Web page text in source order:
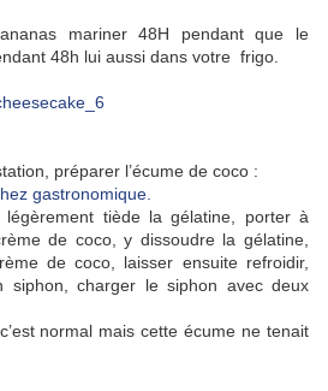
mariner 48H pendant que le
48h lui aussi dans votre frigo.
préparer l’écume de coco :
gastronomique.
légèrement tiède la gélatine, porter à
de coco, y dissoudre la gélatine,
de coco, laisser ensuite refroidir,
siphon, charger le siphon avec deux
normal mais cette écume ne tenait